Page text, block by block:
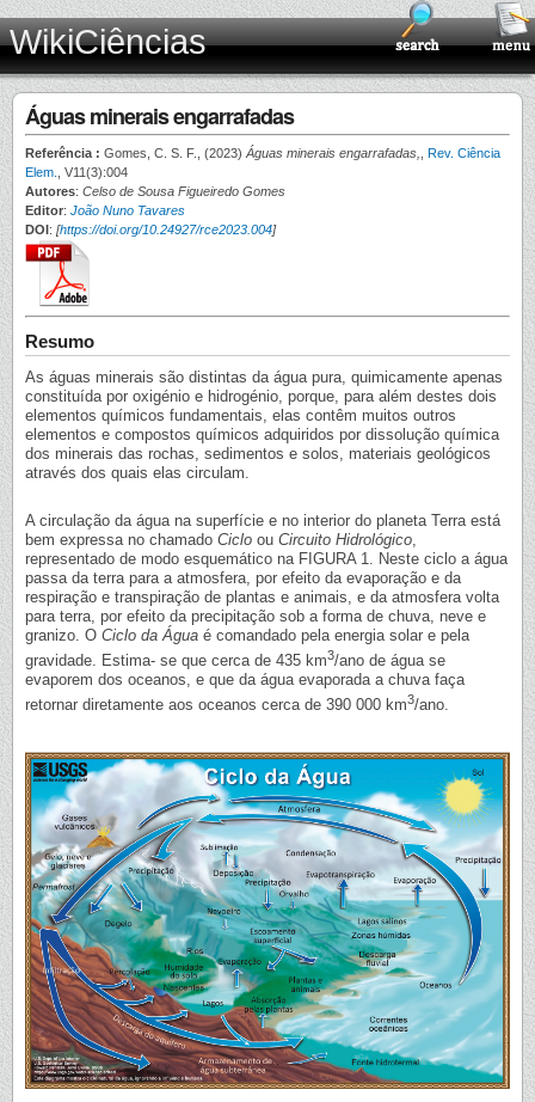
WikiCiências
Águas minerais engarrafadas
Referência : Gomes, C. S. F., (2023) Águas minerais engarrafadas,
Rev. Ciência
Elem.
, V11(3):004
Autores: Celso de Sousa Figueiredo Gomes
Editor: João Nuno Tavares
DOI: [https://doi.org/10.24927/rce2023.004]
Resumo
As águas minerais são distintas da água pura, quimicamente apenas
constituída por oxigénio e hidrogénio, porque, para além destes dois
elementos químicos fundamentais, elas contêm muitos outros
elementos e compostos químicos adquiridos por dissolução química
dos minerais das rochas, sedimentos e solos, materiais geológicos
através dos quais elas circulam.
A circulação da água na superfície e no interior do planeta Terra está
bem expressa no chamado Ciclo ou Circuito Hidrológico,
representado de modo esquemático na FIGURA 1. Neste ciclo a água
passa da terra para a atmosfera, por efeito da evaporação e da
respiração e transpiração de plantas e animais, e da atmosfera volta
para terra, por efeito da precipitação sob a forma de chuva, neve e
granizo. O Ciclo da Água é comandado pela energia solar e pela
gravidade. Estima- se que cerca de 435 km3/ano de água se
evaporem dos oceanos, e que da água evaporada a chuva faça
retornar diretamente aos oceanos cerca de 390 000 km3/ano.